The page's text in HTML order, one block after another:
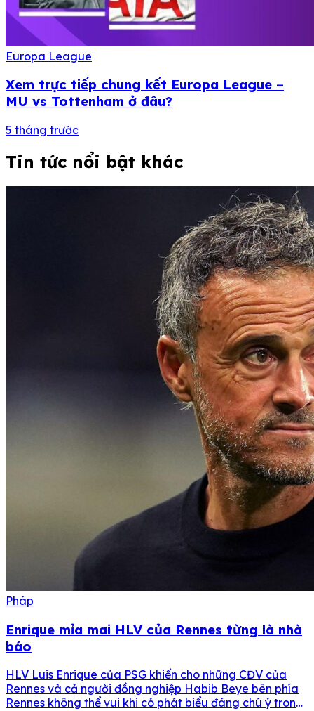
Europa League
Xem trực tiếp chung kết Europa League –
MU vs Tottenham ở đâu?
5 tháng trước
Tin tức nổi bật khác
Pháp
Enrique mỉa mai HLV của Rennes từng là nhà
báo
HLV Luis Enrique của PSG khiến cho những CĐV của
Rennes và cả người đồng nghiệp Habib Beye bên phía
Rennes không thể vui khi có phát biểu đáng chú ý trong